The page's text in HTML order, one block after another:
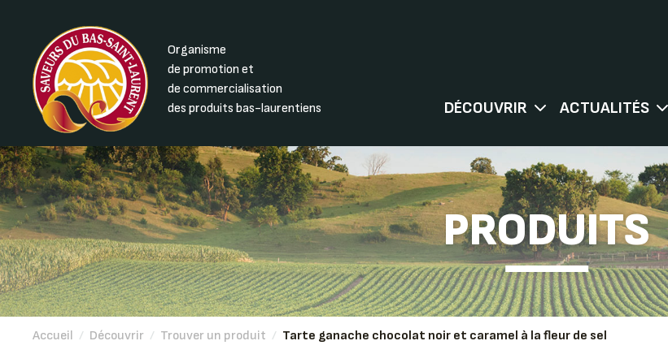
Organisme
de promotion et
de commercialisation
des produits bas-laurentiens
DÉCOUVRIR ACTUALITÉS
PRODUITS
Accueil / Découvrir / Trouver un produit / Tarte ganache chocolat noir et caramel à la fleur de sel